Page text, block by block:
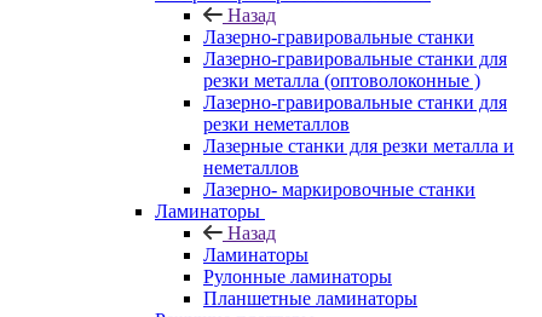
Назад
Лазерно-гравировальные станки
Лазерно-гравировальные станки для
резки металла (оптоволоконные )
Лазерно-гравировальные станки для
резки неметаллов
Лазерные станки для резки металла и
неметаллов
Лазерно- маркировочные станки
Ламинаторы
Назад
Ламинаторы
Рулонные ламинаторы
Планшетные ламинаторы